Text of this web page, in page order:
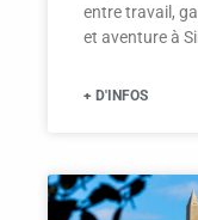
entre travail,
et aventure à
+ D'INFOS